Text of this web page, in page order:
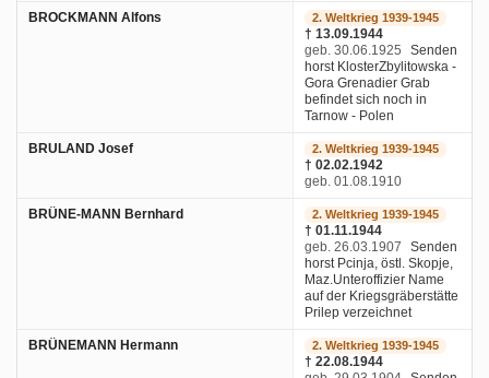
BROCKMANN Alfons 2. Weltkrieg 1939-1945
† 13.09.1944
geb. 30.06.1925
Senden
horst KlosterZbylitowska -
Gora Grenadier Grab
befindet sich noch in
Tarnow - Polen
BRULAND Josef 2. Weltkrieg 1939-1945
† 02.02.1942
geb. 01.08.1910
BRÜNE-MANN Bernhard 2. Weltkrieg 1939-1945
† 01.11.1944
geb. 26.03.1907
Senden
horst Pcinja, östl. Skopje,
Maz.Unteroffizier Name
auf der Kriegsgräberstätte
Prilep verzeichnet
BRÜNEMANN Hermann 2. Weltkrieg 1939-1945
† 22.08.1944